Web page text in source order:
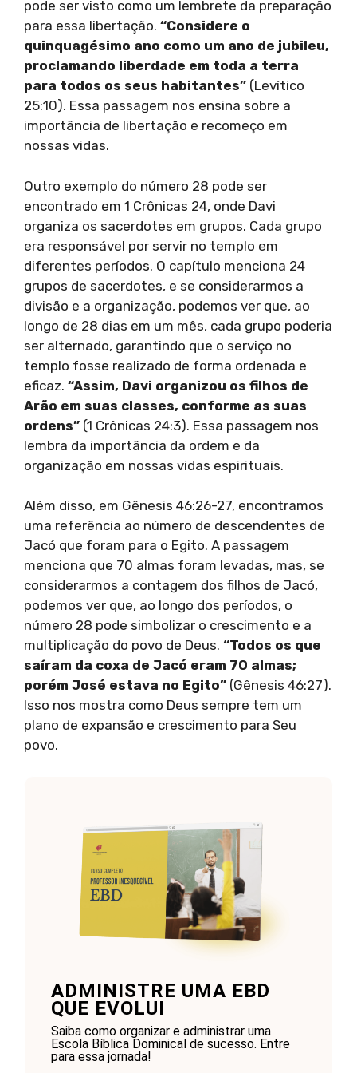
pode ser visto como um lembrete da preparação
para essa libertação. “Considere o
quinquagésimo ano como um ano de jubileu,
proclamando liberdade em toda a terra
para todos os seus habitantes” (Levítico
25:10). Essa passagem nos ensina sobre a
importância de libertação e recomeço em
nossas vidas.
Outro exemplo do número 28 pode ser
encontrado em 1 Crônicas 24, onde Davi
organiza os sacerdotes em grupos. Cada grupo
era responsável por servir no templo em
diferentes períodos. O capítulo menciona 24
grupos de sacerdotes, e se considerarmos a
divisão e a organização, podemos ver que, ao
longo de 28 dias em um mês, cada grupo poderia
ser alternado, garantindo que o serviço no
templo fosse realizado de forma ordenada e
eficaz. “Assim, Davi organizou os filhos de
Arão em suas classes, conforme as suas
ordens” (1 Crônicas 24:3). Essa passagem nos
lembra da importância da ordem e da
organização em nossas vidas espirituais.
Além disso, em Gênesis 46:26-27, encontramos
uma referência ao número de descendentes de
Jacó que foram para o Egito. A passagem
menciona que 70 almas foram levadas, mas, se
considerarmos a contagem dos filhos de Jacó,
podemos ver que, ao longo dos períodos, o
número 28 pode simbolizar o crescimento e a
multiplicação do povo de Deus. “Todos os que
saíram da coxa de Jacó eram 70 almas;
porém José estava no Egito” (Gênesis 46:27).
Isso nos mostra como Deus sempre tem um
plano de expansão e crescimento para Seu
povo.
ADMINISTRE UMA EBD
QUE EVOLUI
Saiba como organizar e administrar uma
Escola Bíblica Dominical de sucesso. Entre
para essa jornada!